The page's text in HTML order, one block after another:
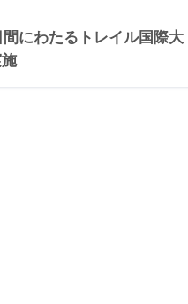
にわたるトレイル国際大